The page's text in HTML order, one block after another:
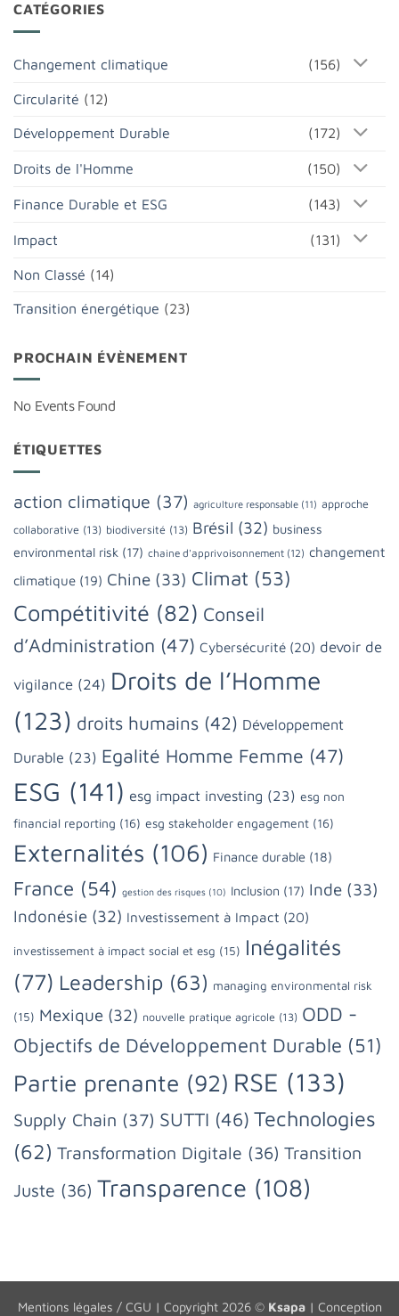
CATÉGORIES
Changement climatique (156)
Circularité (12)
Développement Durable (172)
Droits de l'Homme (150)
Finance Durable et ESG (143)
Impact (131)
Non Classé (14)
Transition énergétique (23)
PROCHAIN ÉVÈNEMENT
No Events Found
ÉTIQUETTES
action climatique (37) agriculture responsable (11) approche
collaborative (13) biodiversité (13) Brésil (32) business
environmental risk (17) chaine d'apprivoisonnement (12) changement
climatique (19) Chine (33) Climat (53)
Compétitivité (82) Conseil
d’Administration (47) Cybersécurité (20) devoir de
vigilance (24) Droits de l’Homme
(123) droits humains (42) Développement
Durable (23) Egalité Homme Femme (47)
ESG (141) esg impact investing (23) esg non
financial reporting (16) esg stakeholder engagement (16)
Externalités (106) Finance durable (18)
France (54) gestion des risques (10) Inclusion (17) Inde (33)
Indonésie (32) Investissement à Impact (20)
investissement à impact social et esg (15) Inégalités
(77) Leadership (63) managing environmental risk
(15) Mexique (32) nouvelle pratique agricole (13) ODD -
Objectifs de Développement Durable (51)
Partie prenante (92) RSE (133)
Supply Chain (37) SUTTI (46) Technologies
(62) Transformation Digitale (36) Transition
Juste (36) Transparence (108)
Mentions légales / CGU | Copyright 2026 © Ksapa| Conception